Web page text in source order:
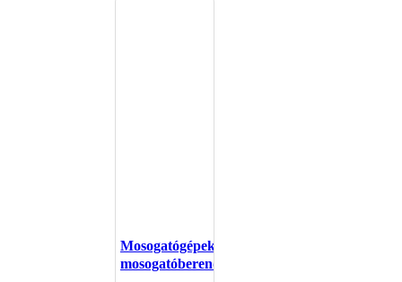
Mosogatógépek,
mosogatóberendezések